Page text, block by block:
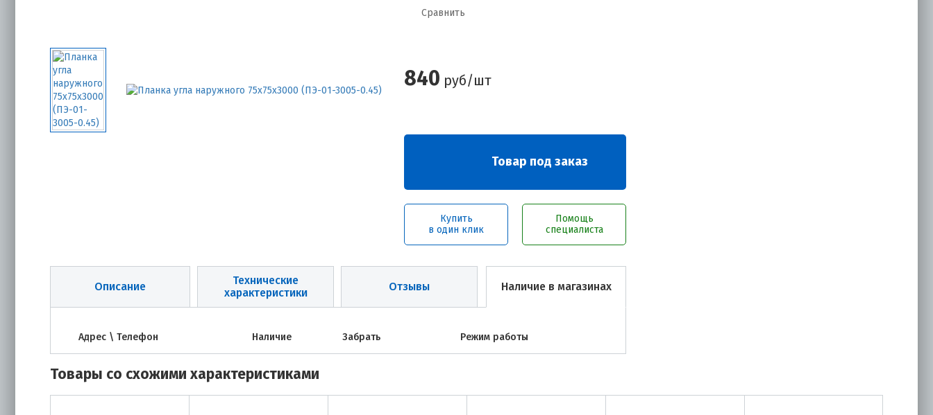
Сравнить
840 руб/шт
Товар под заказ
Купить
в один клик
Помощь
специалиста
Описание
Технические
характеристики
Отзывы Наличие в магазинах
Адрес \ Телефон Наличие Забрать Режим работы
Товары со схожими характеристиками